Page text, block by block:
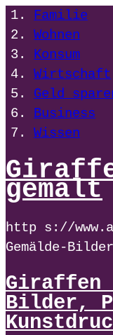
Familie
Wohnen
Konsum
Wirtschaft
Geld
Business
Wissen
gemalt
http s://
Gemälde-
Giraffen
Bilder,